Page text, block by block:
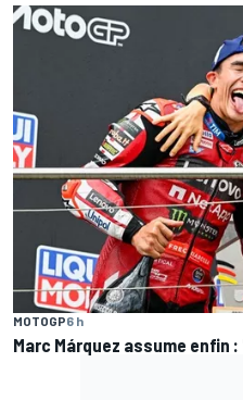
MOTOGP6 h
Marc Márquez assume enfin